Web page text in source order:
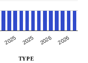
2025 2025 2026 2026
TYPE